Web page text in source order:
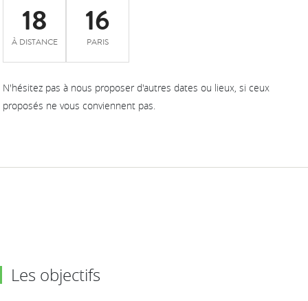
18
À DISTANCE
16
PARIS
N'hésitez pas à nous proposer d'autres dates ou lieux, si ceux
proposés ne vous conviennent pas.
Les objectifs